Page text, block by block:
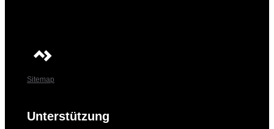
Sitemap
Unterstützung